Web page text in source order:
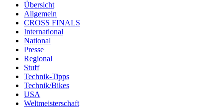
Übersicht
Allgemein
CROSS FINALS
International
National
Presse
Regional
Stuff
Technik-Tipps
Technik/Bikes
USA
Weltmeisterschaft